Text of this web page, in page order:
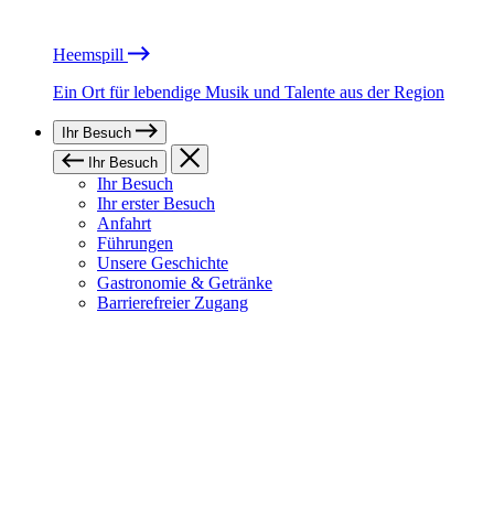
Heemspill
Ein Ort für lebendige Musik und Talente aus der Region
Ihr Besuch
Ihr Besuch
Ihr Besuch
Ihr erster Besuch
Anfahrt
Führungen
Unsere Geschichte
Gastronomie & Getränke
Barrierefreier Zugang